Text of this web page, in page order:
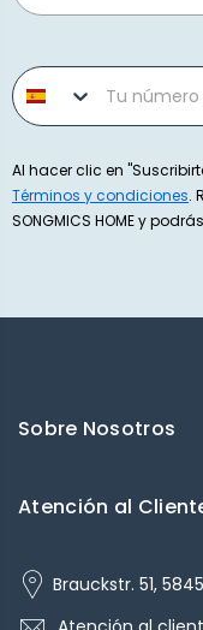
Phone number
Al hacer clic en
Términos y condiciones.
SONGMICS HOME y
Sobre Nosotros
Atención al
Brauckstr. 51,